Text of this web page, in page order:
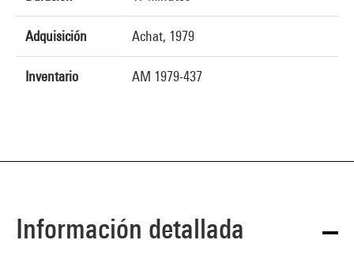
Adquisición Achat, 1979
Inventario AM 1979-437
Información detallada